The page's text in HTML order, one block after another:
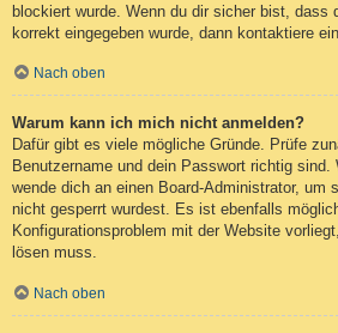
blockiert wurde. Wenn du dir sicher bist, dass
korrekt eingegeben wurde, dann kontaktiere
Nach oben
Warum kann ich mich nicht anmelden?
Dafür gibt es viele mögliche Gründe. Prüfe
Benutzername und dein Passwort richtig sind.
wende dich an einen Board-Administrator, um
nicht gesperrt wurdest. Es ist ebenfalls
Konfigurationsproblem mit der Website
lösen muss.
Nach oben